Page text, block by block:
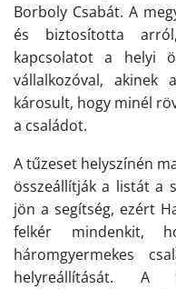
Borboly Csabát. A
és biztosította
kapcsolatot a helyi
vállalkozóval, akinek
károsult, hogy minél
a családot.
A tűzeset helyszínén
összeállítják a listát a
jön a segítség, ezért
felkér mindenkit,
háromgyermekes
helyreállítását. A